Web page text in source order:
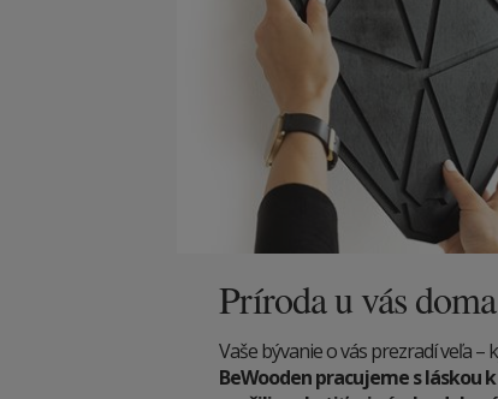
Príroda u vás doma
Vaše bývanie o vás prezradí veľa –
BeWooden pracujeme s láskou